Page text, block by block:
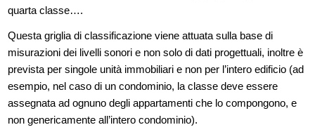
quarta classe….
Questa griglia di classificazione viene attuata sulla base di
misurazioni dei livelli sonori e non solo di dati progettuali, inoltre è
prevista per singole unità immobiliari e non per l’intero edificio (ad
esempio, nel caso di un condominio, la classe deve essere
assegnata ad ognuno degli appartamenti che lo compongono, e
non genericamente all’intero condominio).